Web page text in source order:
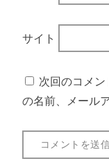
サイト
次回のコメ
の名前、メール